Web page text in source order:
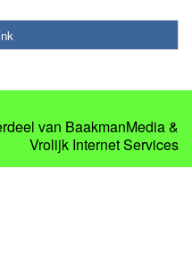
van BaakmanMedia&
Vrolijk Internet Services